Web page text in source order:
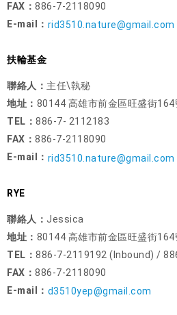
FAX： 886-7-2118090
E-mail： rid3510.nature@gmail.com
扶輪基金
聯絡人： 主任\執秘
地址： 80144 高雄市前金區旺盛街164
TEL： 886-7- 2112183
FAX： 886-7-2118090
E-mail： rid3510.nature@gmail.com
RYE
聯絡人： Jessica
地址： 80144 高雄市前金區旺盛街164
TEL： 886-7-2119192 (Inbound) /
FAX： 886-7-2118090
E-mail： d3510yep@gmail.com